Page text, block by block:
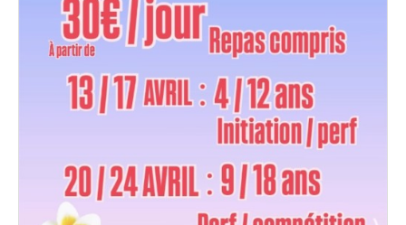
Programme 2024
Photos / Vidéos 2024
Tombola 2024
Edition 2023
Dossier de presse 2023
Affiche 2023